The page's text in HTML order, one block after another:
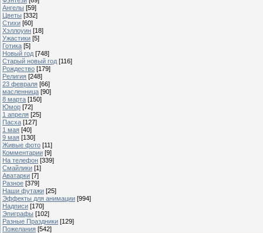
Ангелы [59]
Цветы [332]
Стихи [60]
Хэллоуин [18]
Ужастики [5]
Готика [5]
Новый год [748]
Старый новый год [116]
Рождество [179]
Религия [248]
23 февраля [66]
масленница [90]
8 марта [150]
Юмор [72]
1 апреля [25]
Пасха [127]
1 мая [40]
9 мая [130]
Живые фото [11]
Комментарии [9]
На телефон [339]
Смайлики [1]
Аватарки [7]
Разное [379]
Наши футажи [25]
Эффекты для анимации [994]
Надписи [170]
Эпиграфы [102]
Разные Праздники [129]
Пожелания [542]